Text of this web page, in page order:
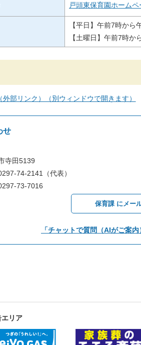
戸頭東保育園ホーム
【平日】午前7時から
【土曜日】午前7時か
部リンク）（別ウィンドウで開きます）
せ
寺田5139
74-2141（代表）
73-7016
保育課 にメー
「チャットで質問（AIがご案内
エリア